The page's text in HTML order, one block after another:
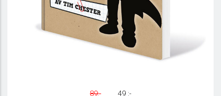
Kommisarie Smart & Fallet med den tomma
graven: 8-11 år
89:- 49 :-